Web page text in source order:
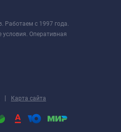
Работаем с 1997 года.
Оперативная
| Карта сайта